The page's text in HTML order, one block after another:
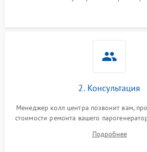
2. Консультация
Менеджер колл центра позвонит вам,
стоимости ремонта вашего
Подробнее